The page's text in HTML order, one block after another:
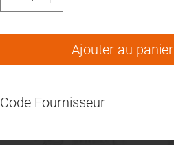
Ajouter au panier
Code Fournisseur